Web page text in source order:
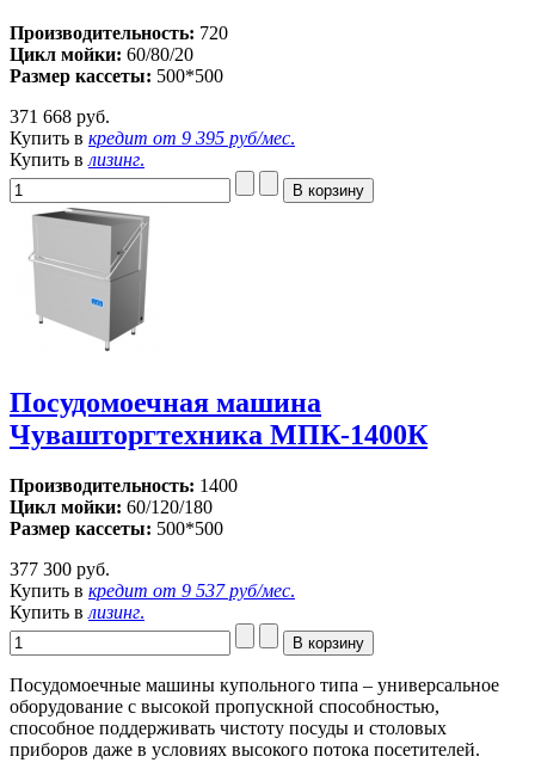
Производительность: 720
Цикл мойки: 60/80/20
Размер кассеты: 500*500
371 668 руб.
Купить в кредит от 9 395 руб/мес.
Купить влизинг.
Посудомоечная машина
Чувашторгтехника МПК-1400К
Производительность: 1400
Цикл мойки: 60/120/180
Размер кассеты: 500*500
377 300 руб.
Купить в кредит от 9 537 руб/мес.
Купить в лизинг.
Посудомоечные машины купольного типа – универсальное
оборудование с высокой пропускной способностью,
способное поддерживать чистоту посуды и столовых
приборов даже в условиях высокого потока посетителей.